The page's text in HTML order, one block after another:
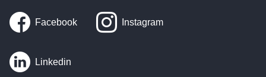
Facebook Instagram
Linkedin